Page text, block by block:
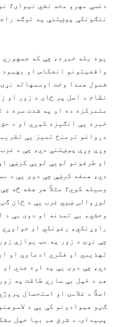
دغسې مهرو مخه نشي نېوای؛
ننګونکې پوښتنې په توګه
یوه بله خبره، چې که
واقعیتونو انعکاس او
شمول همدا وخت اوسمهاله
نظام د اصل پر ځای د زور او
متمرکزه ده او په شدت سره د
خبره یې انګیزه کېږي او د
درواغو ترمنځ تمیز یې
وړې وړې پوښتنې دي، چې د
او طرفونو لویې لویې کرښې
دي، همغه کرښې چې دوی یې د
وسیله کوي؛ مثلاً هر هغه څه
لوړوالی ښيي غرب یې د ځان
وحشي، بې تمدنه او دوی یې د
راوړنکي، رغونکي او
چې نړۍ د زور په مټ یوازې
تهذیبي او فکري ادعاوې او
دي، چې دوی یې په اړه جدي
هم د خپل بې ساري طاقت په
اصلاً د غلامۍ او استحصال
ګڼو هېوادونو کې یې د
پټېدای. د شرق هم بیا خپل